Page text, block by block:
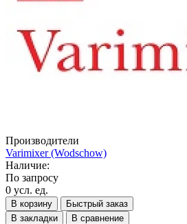
Производители
Varimixer (Wodschow)
Наличие:
По запросу
0 усл. ед.
В корзину
Быстрый заказ
В закладки
В сравнение